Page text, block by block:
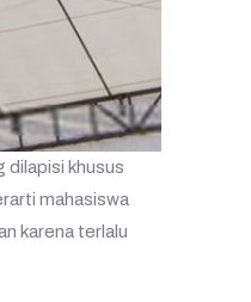
dilapisi khusus
mahasiswa
karena terlalu